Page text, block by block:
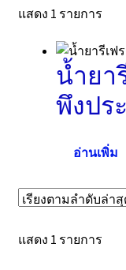
แสดง 1 รายการ
น้ำยา
พึงปร
อ่านเพิ่ม
แสดง 1 รายการ